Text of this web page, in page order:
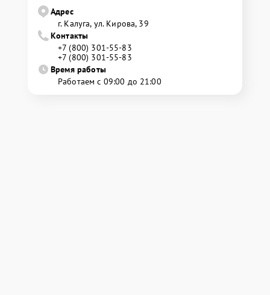
Адрес
г. Калуга, ул. Кирова, 39
Контакты
+7 (800) 301-55-83
+7 (800) 301-55-83
Время работы
Работаем с 09:00 до 21:00